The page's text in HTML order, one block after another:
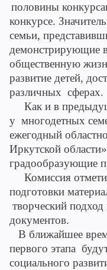
половины
конкурсе.
семьи,
демонстрирующие
общественную
развитие детей,
различных сферах.
Как и в
у многодетных
ежегодный
Иркутской
градообразующие
Комиссия
подготовки
творческий
документов.
В ближайшее
первого этапа
социального